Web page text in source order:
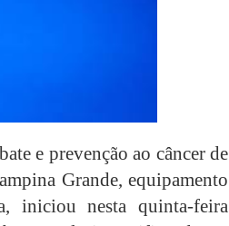
e prevenção ao câncer de
Grande, equipamento
iniciou nesta quinta-feira